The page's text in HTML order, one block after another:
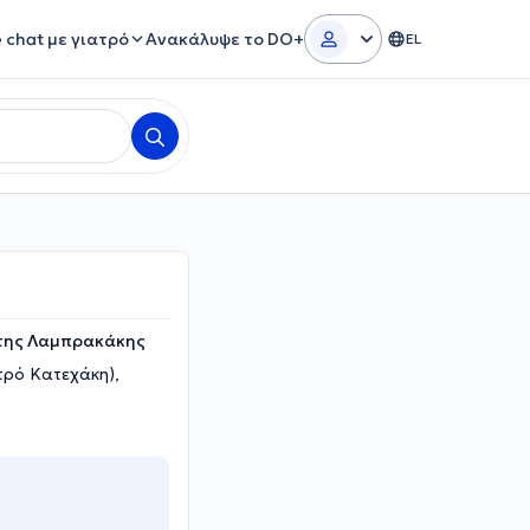
chat με γιατρό Ανακάλυψε το DO+ EL
Λαμπρακάκης
Κατεχάκη),